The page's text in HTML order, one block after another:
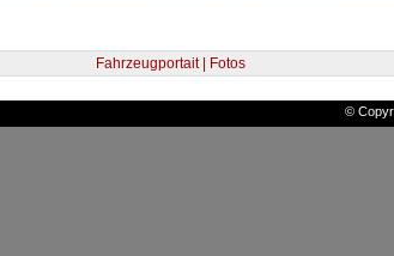
Fahrzeugportait | Fotos
©